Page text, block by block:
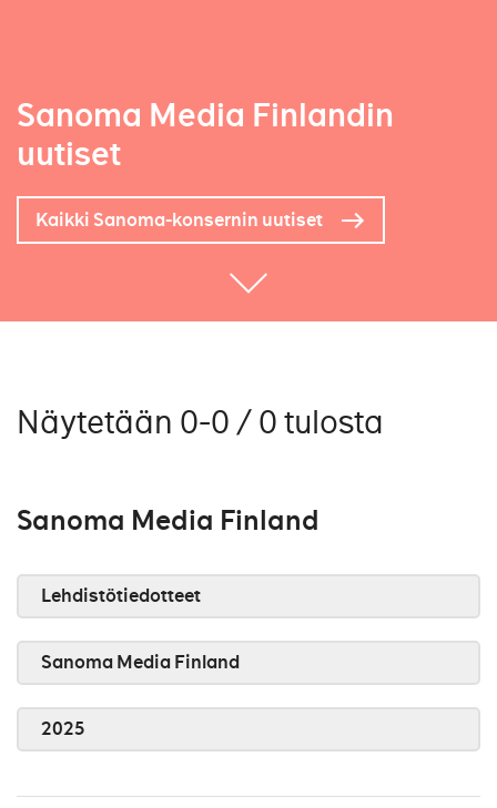
Sanoma Media Finlandin
uutiset
Kaikki Sanoma-konsernin uutiset
Näytetään 0-0 / 0 tulosta
Sanoma Media Finland
Lehdistötiedotteet
Sanoma Media Finland
2025